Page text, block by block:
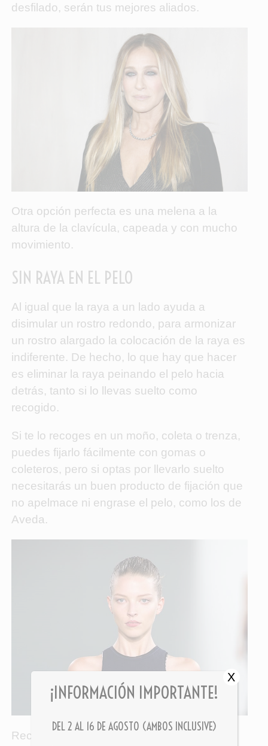
desfilado, serán tus mejores aliados.
Otra opción perfecta es una melena a la
altura de la clavícula, capeada y con mucho
movimiento.
SIN RAYA EN EL PELO
Al igual que la raya a un lado ayuda a
disimular un rostro redondo, para armonizar
un rostro alargado la colocación de la raya es
indiferente. De hecho, lo que hay que hacer
es eliminar la raya peinando el pelo hacia
detrás, tanto si lo llevas suelto como
recogido.
Si te lo recoges en un moño, coleta o trenza,
puedes fijarlo fácilmente con gomas o
coleteros, pero si optas por llevarlo suelto
necesitarás un buen producto de fijación que
no apelmace ni engrase el pelo, como los de
Aveda.
Recuerda que sea cual sea la forma de tu
¡INFORMACIÓN IMPORTANTE!
DEL 2 AL 16 DE AGOSTO (AMBOS INCLUSIVE)
X